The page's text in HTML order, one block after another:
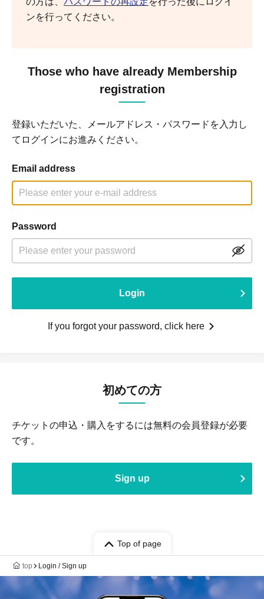
ンを行ってください。
Those who have already Membership
registration
登録いただいた、メールアドレス・パスワードを入力し
てログインにお進みください。
Email address
Password
Login
If you forgot your password, click here
初めての方
チケットの申込・購入をするには無料の会員登録が必要
です。
Sign up
Top of page
top Login / Sign up